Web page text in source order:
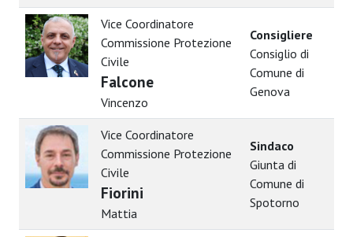
Vice Coordinatore
Commissione Protezione
Civile
Falcone
Vincenzo
Consigliere
Consiglio di
Comune di
Genova
Vice Coordinatore
Commissione Protezione
Civile
Fiorini
Mattia
Sindaco
Giunta di
Comune di
Spotorno